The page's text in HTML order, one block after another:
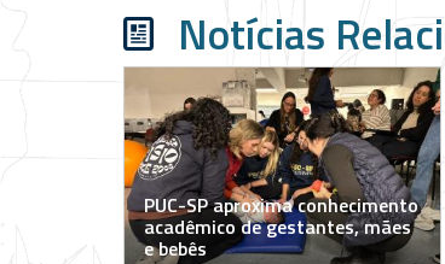
Notícias
PUC-SP aproxima conhecimento
acadêmico de gestantes, mães
e bebês